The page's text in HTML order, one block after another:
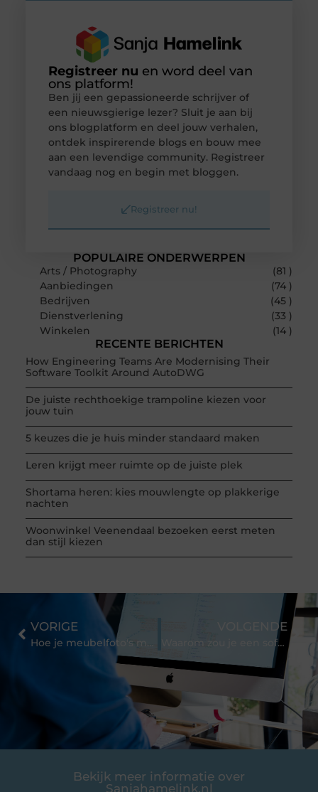
POPULAIRE ONDERWERPEN
Arts / Photography
(81 )
Aanbiedingen
(74 )
Bedrijven
(45 )
Dienstverlening
(33 )
Winkelen
(14 )
RECENTE BERICHTEN
How Engineering Teams Are Modernising Their
Software Toolkit Around AutoDWG
De juiste rechthoekige trampoline kiezen voor
jouw tuin
5 keuzes die je huis minder standaard maken
Leren krijgt meer ruimte op de juiste plek
Shortama heren: kies mouwlengte op plakkerige
nachten
Woonwinkel Veenendaal bezoeken eerst meten
dan stijl kiezen
Registreer nu en word deel van
ons platform!
Ben jij een gepassioneerde schrijver of
een nieuwsgierige lezer? Sluit je aan bij
ons blogplatform en deel jouw verhalen,
ontdek inspirerende blogs en bouw mee
aan een levendige community. Registreer
vandaag nog en begin met bloggen.
Registreer nu!
Bekijk meer informatie over
Sanjahamelink.nl
VORIGE
Hoe je meubelfoto's maakt voor e-commerce
VOLGENDE
Waarom zou je een softshell werkjas dragen?